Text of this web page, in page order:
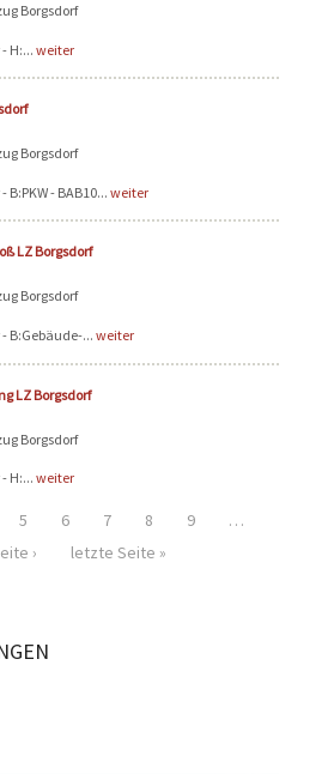
Borgsdorf
H:... weiter
Borgsdorf
B:PKW - BAB10... weiter
LZ Borgsdorf
Borgsdorf
B:Gebäude-... weiter
LZ Borgsdorf
Borgsdorf
H:... weiter
5 6 7 8 9
…
›
letzte Seite »